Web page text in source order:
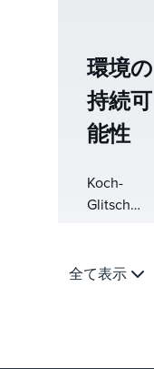
質移動装置
とカラム内
部構造によ
り、食品お
よび飲料ア
ョンをサポ
ートしてい
上させる高
度な物質移
動および相
分離技術を
提供しま
環境の
持続可
能性
Koch-
Glitsch
エネルギー
全て表示